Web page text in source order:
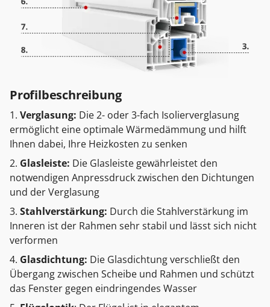
Profilbeschreibung
Verglasung: Die 2- oder 3-fach Isolierverglasung
ermöglicht eine optimale Wärmedämmung und hilft
Ihnen dabei, Ihre Heizkosten zu senken
Glasleiste: Die Glasleiste gewährleistet den
notwendigen Anpressdruck zwischen den Dichtungen
und der Verglasung
Stahlverstärkung: Durch die Stahlverstärkung im
Inneren ist der Rahmen sehr stabil und lässt sich nicht
verformen
Glasdichtung: Die Glasdichtung verschließt den
Übergang zwischen Scheibe und Rahmen und schützt
das Fenster gegen eindringendes Wasser